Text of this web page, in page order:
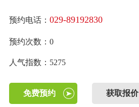
预约电话： 029-89192830
预约次数：0
人气指数：5275
免费预约 获取报价